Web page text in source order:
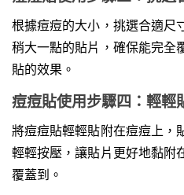
根據痘痘的大小，挑選合適尺
稍大一點的貼片，確保能完全
貼的效果。
痘痘貼使用步驟四：輕輕
將痘痘貼輕輕貼附在痘痘上，
輕輕按壓，讓貼片更好地黏附
覆蓋到。